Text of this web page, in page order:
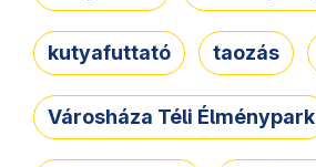
kutyafuttató taozás
Városháza Téli Élménypark